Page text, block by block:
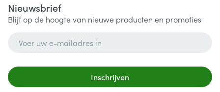
Nieuwsbrief
Blijf op de hoogte van nieuwe producten en promoties
Inschrijven